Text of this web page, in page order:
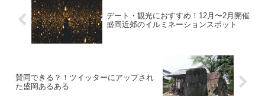
デート・観光におすすめ！12月〜2月開催
盛岡近郊のイルミネーションスポット
賛同できる？！ツイッターにアップされ
た盛岡あるある